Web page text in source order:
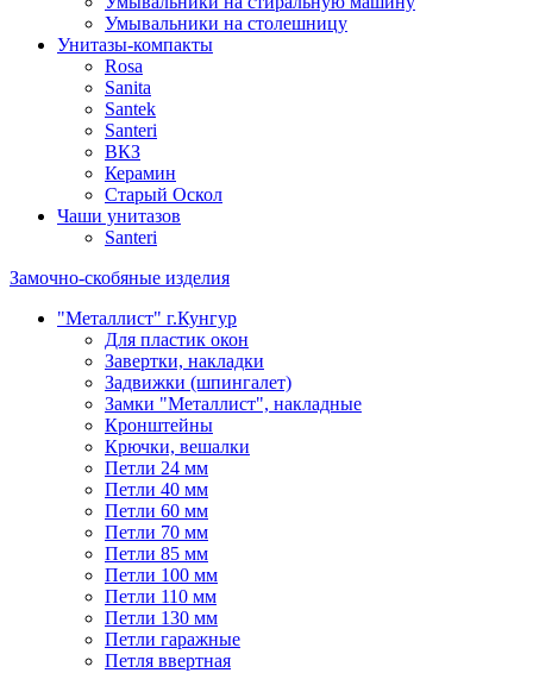
Умывальники на столешницу
Унитазы-компакты
Rosa
Sanita
Santek
Santeri
ВКЗ
Керамин
Старый Оскол
Чаши унитазов
Santeri
Замочно-скобяные изделия
"Металлист" г.Кунгур
Для пластик окон
Завертки, накладки
Задвижки (шпингалет)
Замки "Металлист", накладные
Кронштейны
Крючки, вешалки
Петли 24 мм
Петли 40 мм
Петли 60 мм
Петли 70 мм
Петли 85 мм
Петли 100 мм
Петли 110 мм
Петли 130 мм
Петли гаражные
Петля ввертная